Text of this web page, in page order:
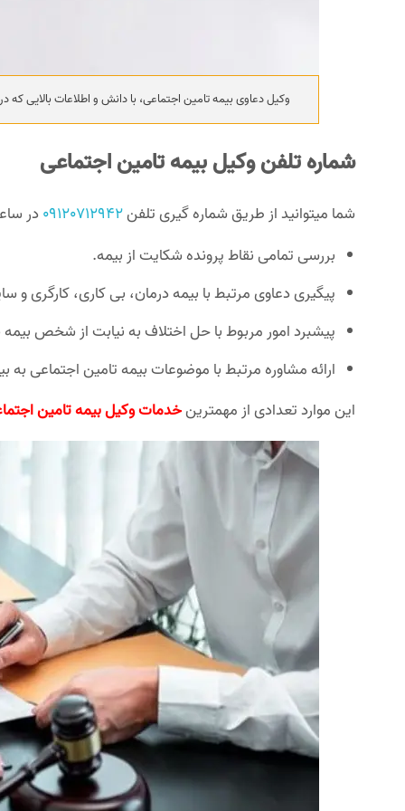
وکیل دعاوی بیمه تامین اجتماعی، با دانش و اطلاعات بالایی که
شماره تلفن وکیل بیمه تامین اجتماعی
شما میتوانید از طریق شماره گیری تلفن09120712942 در
بررسی تمامی نقاط پرونده شکایت از بیمه.
پیگیری دعاوی مرتبط با بیمه درمان، بی کاری، کارگری و
پیشبرد امور مربوط با حل اختلاف به نیابت از شخص
ارائه مشاوره مرتبط با موضوعات بیمه تامین اجتماعی به
این موارد تعدادی از مهمترینخدمات وکیل بیمه تامین